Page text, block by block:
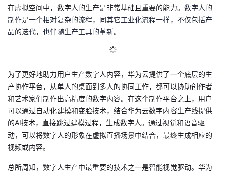
客
论
坛
的
圈
我
的
播
我
活
动
的
关
注
我
的
程
我
认
证
的
实
验
我
的
收
藏
的
技
支
持
我
的
声
建
议
在虚拟空间中，数字人的生产是非常基础 且重要的能力。 数字人的
制作是一个相对复杂的流程，同其它工业化流程一样，不仅包括产
品的迭代，也伴随生产工具的革新。
为了更好地助力用户生产数字人内容， 华为云提供了一个底层的生
产协作平台，从单人的桌面到多人的协同工作， 都可以协助创作者
和艺术家们制作出高精度的数字内容。在这个制作平台之上， 用户
可以通过自动化建模和变脸技术，结合华为云数字内容生产线提供
的AI技术，直接跳过建模过程，生成数字人。通过视觉和语音驱
动，可以将数字人的形象在虚拟直播场景中结合，最终生成相应的
视频或内容。
总所周知， 数字人生产中最重要的技术之一是智能视觉驱动。 华为